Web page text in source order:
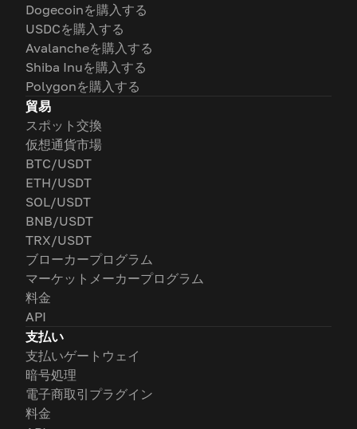
Dogecoinを購入する
USDCを購入する
Avalancheを購入する
Shiba Inuを購入する
Polygonを購入する
貿易
スポット交換
仮想通貨市場
BTC/USDT
ETH/USDT
SOL/USDT
BNB/USDT
TRX/USDT
ブローカープログラム
マーケットメーカープログラム
料金
API
支払い
支払いゲートウェイ
暗号処理
電子商取引プラグイン
料金